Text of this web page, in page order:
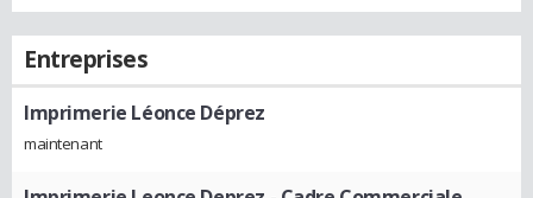
Entreprises
Imprimerie Léonce Déprez
maintenant